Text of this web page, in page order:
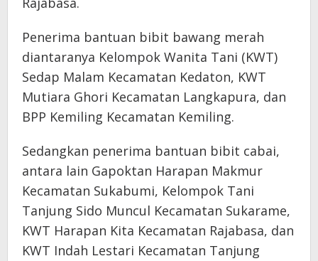
Penerima bantuan bibit bawang merah
diantaranya Kelompok Wanita Tani (KWT)
Sedap Malam Kecamatan Kedaton, KWT
Mutiara Ghori Kecamatan Langkapura, dan
BPP Kemiling Kecamatan Kemiling.
Sedangkan penerima bantuan bibit cabai,
antara lain Gapoktan Harapan Makmur
Kecamatan Sukabumi, Kelompok Tani
Tanjung Sido Muncul Kecamatan Sukarame,
KWT Harapan Kita Kecamatan Rajabasa, dan
KWT Indah Lestari Kecamatan Tanjung